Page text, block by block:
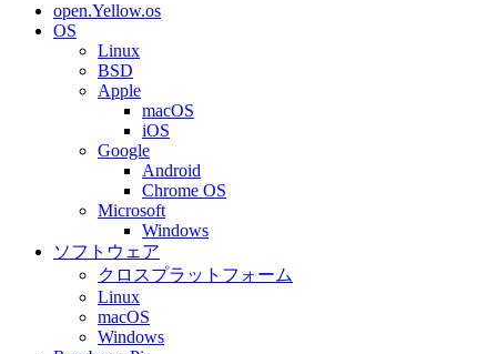
open.Yellow.os
OS
Linux
BSD
Apple
macOS
iOS
Google
Android
Chrome OS
Microsoft
Windows
ソフトウェア
クロスプラットフォーム
Linux
macOS
Windows